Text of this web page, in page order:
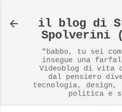
il blog di
Spolverini
"babbo, tu sei
insegue una
Videoblog di vita
dal pensiero
tecnologia, design,
politica e